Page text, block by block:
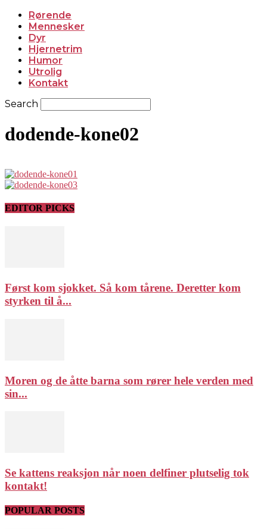
Rørende
Mennesker
Dyr
Hjernetrim
Humor
Utrolig
Kontakt
Search
dodende-kone02
EDITOR PICKS
Først kom sjokket. Så kom tårene. Deretter kom
styrken til å...
Moren og de åtte barna som rører hele verden med
sin...
Se kattens reaksjon når noen delfiner plutselig tok
kontakt!
POPULAR POSTS